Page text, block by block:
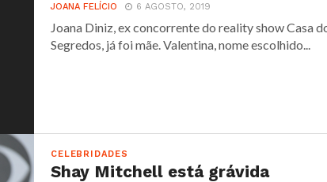
JOANA FELÍCIO 6 AGOSTO, 2019
Joana Diniz, ex concorrente do reality show Casa
Segredos, já foi mãe. Valentina, nome escolhido...
CELEBRIDADES
Shay Mitchell está grávida